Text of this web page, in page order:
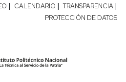
| CALENDARIO | TRANSPARENCIA |
PROTECCIÓN DE DATOS